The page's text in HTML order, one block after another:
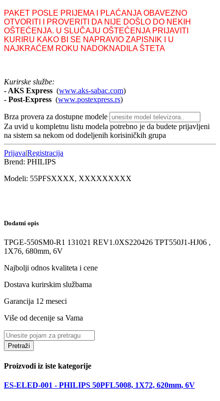
PAKET POSLE PRIJEMA I PLAĆANJA OBAVEZNO
OTVORITI I PROVERITI DA NIJE DOŠLO DO NEKIH
OŠTEĆENJA. U SLUČAJU OŠTEĆENJA PRIJAVITI
KURIRU KAKO BI SE NAPRAVIO ZAPISNIK I U
NAJKRAĆEM ROKU NADOKNADILA ŠTETA
Kurirske službe:
- AKS Express (www.aks-sabac.com)
- Post-Express (www.postexpress.rs)
Brza provera za dostupne modele
Za uvid u kompletnu listu modela potrebno je da budete prijavljeni
na sistem sa nekom od dodeljenih korisiničkih grupa
Prijava|Registracija
Brend: PHILIPS
Modeli: 55PFSXXXX, XXXXXXXXX
Dodatni opis
TPGE-550SM0-R1 131021 REV1.0XS220426 TPT550J1-HJ06 ,
1X76, 680mm, 6V
Najbolji odnos kvaliteta i cene
Dostava kurirskim službama
Garancija 12 meseci
Više od decenije sa Vama
Pretraži
Proizvodi iz iste kategorije
ES-ELED-001 - PHILIPS 50PFL5008, 1X72, 620mm, 6V